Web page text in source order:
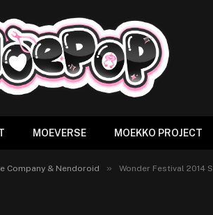
MOEVERSE MOEKKO PROJECT
Company & Nendoroid » Wonder Festival 2014